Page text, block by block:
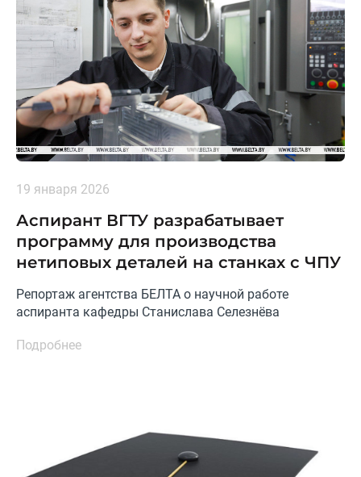
19 января 2026
Аспирант ВГТУ разрабатывает
программу для производства
нетиповых деталей на станках с ЧПУ
Репортаж агентства БЕЛТА о научной работе
аспиранта кафедры Станислава Селезнёва
Подробнее